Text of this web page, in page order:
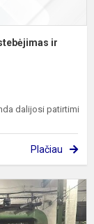
ir
dalijosi patirtimi
Plačiau